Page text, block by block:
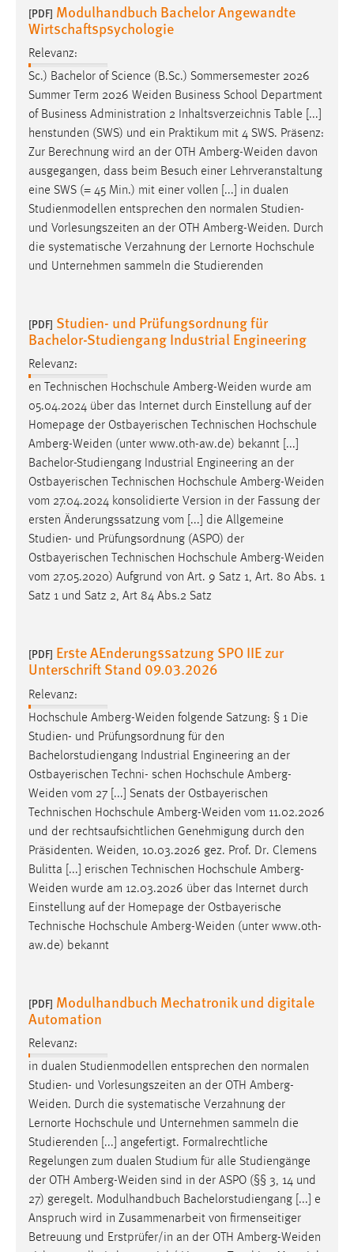
[PDF] Modulhandbuch Bachelor Angewandte
Wirtschaftspsychologie
Relevanz:
Sc.) Bachelor of Science (B.Sc.) Sommersemester 2026
Summer Term 2026 Weiden Business School Department
of Business Administration 2 Inhaltsverzeichnis Table [...]
henstunden (SWS) und ein Praktikum mit 4 SWS. Präsenz:
Zur Berechnung wird an der OTH Amberg-Weiden davon
ausgegangen, dass beim Besuch einer Lehrveranstaltung
eine SWS (= 45 Min.) mit einer vollen [...] in dualen
Studienmodellen entsprechen den normalen Studien-
und Vorlesungszeiten an der OTH Amberg-Weiden. Durch
die systematische Verzahnung der Lernorte Hochschule
und Unternehmen sammeln die Studierenden
[PDF] Studien- und Prüfungsordnung für
Bachelor-Studiengang Industrial Engineering
Relevanz:
en Technischen Hochschule Amberg-Weiden wurde am
05.04.2024 über das Internet durch Einstellung auf der
Homepage der Ostbayerischen Technischen Hochschule
Amberg-Weiden (unter www.oth-aw.de) bekannt [...]
Bachelor-Studiengang Industrial Engineering an der
Ostbayerischen Technischen Hochschule Amberg-Weiden
vom 27.04.2024 konsolidierte Version in der Fassung der
ersten Änderungssatzung vom [...] die Allgemeine
Studien- und Prüfungsordnung (ASPO) der
Ostbayerischen Technischen Hochschule Amberg-Weiden
vom 27.05.2020) Aufgrund von Art. 9 Satz 1, Art. 80 Abs. 1
Satz 1 und Satz 2, Art 84 Abs.2 Satz
[PDF] Erste AEnderungssatzung SPO IIE zur
Unterschrift Stand 09.03.2026
Relevanz:
Hochschule Amberg-Weiden folgende Satzung: § 1 Die
Studien- und Prüfungsordnung für den
Bachelorstudiengang Industrial Engineering an der
Ostbayerischen Techni- schen Hochschule Amberg-
Weiden vom 27 [...] Senats der Ostbayerischen
Technischen Hochschule Amberg-Weiden vom 11.02.2026
und der rechtsaufsichtlichen Genehmigung durch den
Präsidenten. Weiden, 10.03.2026 gez. Prof. Dr. Clemens
Bulitta [...] erischen Technischen Hochschule Amberg-
Weiden wurde am 12.03.2026 über das Internet durch
Einstellung auf der Homepage der Ostbayerische
Technische Hochschule Amberg-Weiden (unter www.oth-
aw.de) bekannt
[PDF] Modulhandbuch Mechatronik und digitale
Automation
Relevanz:
in dualen Studienmodellen entsprechen den normalen
Studien- und Vorlesungszeiten an der OTH Amberg-
Weiden. Durch die systematische Verzahnung der
Lernorte Hochschule und Unternehmen sammeln die
Studierenden [...] angefertigt. Formalrechtliche
Regelungen zum dualen Studium für alle Studiengänge
der OTH Amberg-Weiden sind in der ASPO (§§ 3, 14 und
27) geregelt. Modulhandbuch Bachelorstudiengang [...] e
Anspruch wird in Zusammenarbeit von firmenseitiger
Betreuung und Erstprüfer/in an der OTH Amberg-Weiden